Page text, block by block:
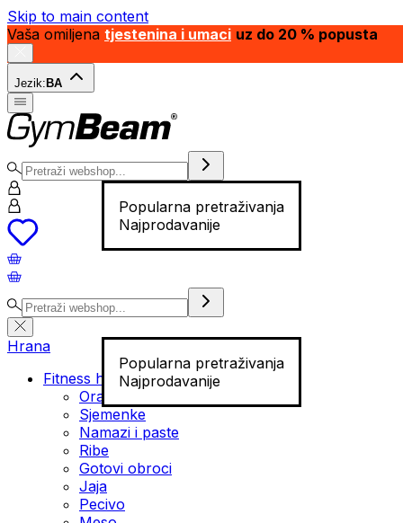
Skip to main content
Vaša omiljena tjestenina i umaci uz do 20 % popusta
Jezik: BA
Popularna pretraživanja
Najprodavanije
Popularna pretraživanja
Najprodavanije
Hrana
Fitness hrana
Orašasti plodovi
Sjemenke
Namazi i paste
Ribe
Gotovi obroci
Jaja
Pecivo